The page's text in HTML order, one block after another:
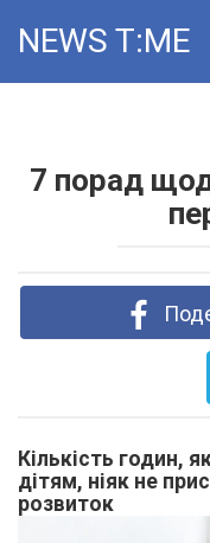
NEWS T ME
7 порад
Кількість годин,
дітям, ніяк не
розвиток